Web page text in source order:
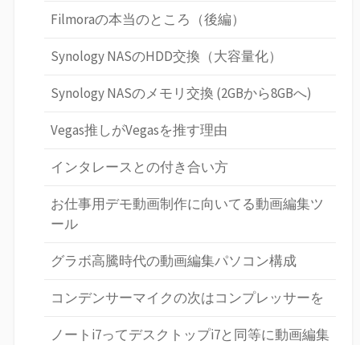
Filmoraの本当のところ（後編）
Synology NASのHDD交換（大容量化）
Synology NASのメモリ交換 (2GBから8GBへ)
Vegas推しがVegasを推す理由
インタレースとの付き合い方
お仕事用デモ動画制作に向いてる動画編集ツ
ール
グラボ高騰時代の動画編集パソコン構成
コンデンサーマイクの次はコンプレッサーを
ノートi7ってデスクトップi7と同等に動画編集